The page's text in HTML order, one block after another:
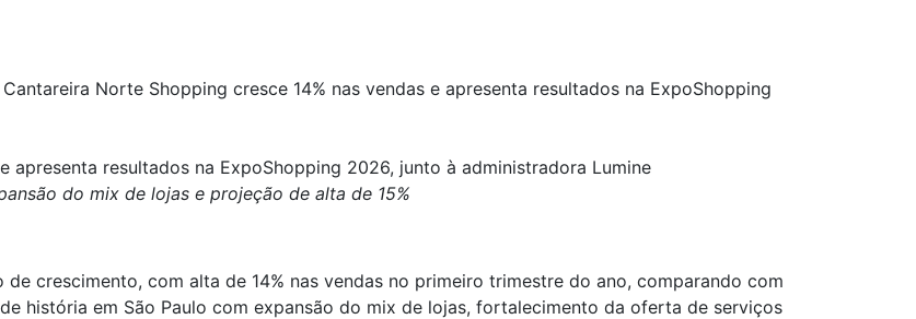
Cantareira Norte Shopping cresce 14% nas vendas e apresenta resultados na ExpoShopping
apresenta resultados na ExpoShopping 2026, junto à administradora Lumine
do mix de lojas e projeção de alta de 15%
crescimento, com alta de 14% nas vendas no primeiro trimestre do ano, comparando com
história em São Paulo com expansão do mix de lojas, fortalecimento da oferta de serviços